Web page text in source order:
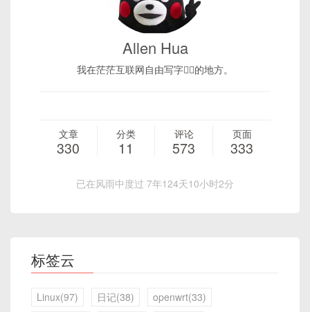
Allen Hua
我在茫茫互联网自由写字✍🏻的地方。
文章
330
分类
11
评论
573
页面
333
已在风雨中度过 7年124天10小时2分
标签云
Linux(97) 日记(38)
openwrt(33)